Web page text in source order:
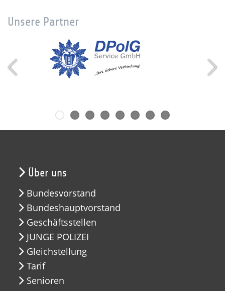
Unsere Partner
Über uns
Bundesvorstand
Bundeshauptvorstand
Geschäftsstellen
JUNGE POLIZEI
Gleichstellung
Tarif
Senioren